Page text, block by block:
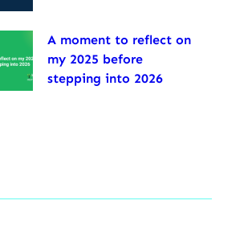
A moment to reflect on
my 2025 before
stepping into 2026